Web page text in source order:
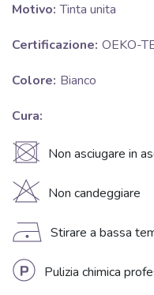
Motivo: Tinta unita
Certificazione: OEKO-
Colore: Bianco
Cura:
U Non asciugare in
H Non candeggiare
D Stirare a bassa
L Pulizia chimica